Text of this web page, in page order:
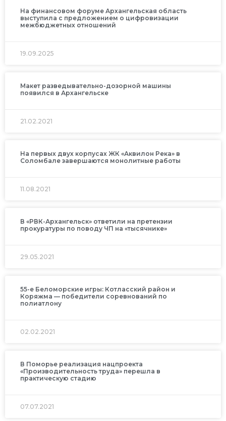
На финансовом форуме Архангельская область
выступила с предложением о цифровизации
межбюджетных отношений
19.09.2025
Макет разведывательно-дозорной машины
появился в Архангельске
21.02.2021
На первых двух корпусах ЖК «Аквилон Река» в
Соломбале завершаются монолитные работы
11.08.2021
В «РВК-Архангельск» ответили на претензии
прокуратуры по поводу ЧП на «тысячнике»
29.05.2021
55-е Беломорские игры: Котласский район и
Коряжма — победители соревнований по
полиатлону
02.02.2021
В Поморье реализация нацпроекта
«Производительность труда» перешла в
практическую стадию
07.07.2021